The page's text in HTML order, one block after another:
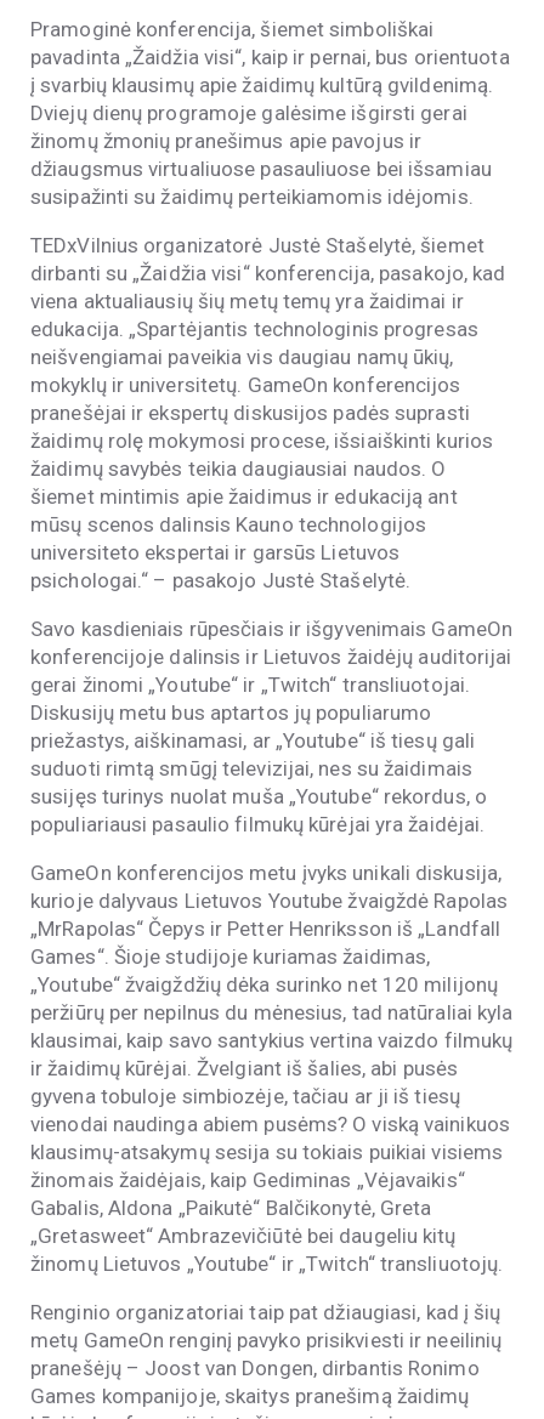
Pramoginė konferencija, šiemet simboliškai
pavadinta „Žaidžia visi“, kaip ir pernai, bus orientuota
į svarbių klausimų apie žaidimų kultūrą gvildenimą.
Dviejų dienų programoje galėsime išgirsti gerai
žinomų žmonių pranešimus apie pavojus ir
džiaugsmus virtualiuose pasauliuose bei išsamiau
susipažinti su žaidimų perteikiamomis idėjomis.
TEDxVilnius organizatorė Justė Stašelytė, šiemet
dirbanti su „Žaidžia visi“ konferencija, pasakojo, kad
viena aktualiausių šių metų temų yra žaidimai ir
edukacija. „Spartėjantis technologinis progresas
neišvengiamai paveikia vis daugiau namų ūkių,
mokyklų ir universitetų. GameOn konferencijos
pranešėjai ir ekspertų diskusijos padės suprasti
žaidimų rolę mokymosi procese, išsiaiškinti kurios
žaidimų savybės teikia daugiausiai naudos. O
šiemet mintimis apie žaidimus ir edukaciją ant
mūsų scenos dalinsis Kauno technologijos
universiteto ekspertai ir garsūs Lietuvos
psichologai.“ – pasakojo Justė Stašelytė.
Savo kasdieniais rūpesčiais ir išgyvenimais GameOn
konferencijoje dalinsis ir Lietuvos žaidėjų auditorijai
gerai žinomi „Youtube“ ir „Twitch“ transliuotojai.
Diskusijų metu bus aptartos jų populiarumo
priežastys, aiškinamasi, ar „Youtube“ iš tiesų gali
suduoti rimtą smūgį televizijai, nes su žaidimais
susijęs turinys nuolat muša „Youtube“ rekordus, o
populiariausi pasaulio filmukų kūrėjai yra žaidėjai.
GameOn konferencijos metu įvyks unikali diskusija,
kurioje dalyvaus Lietuvos Youtube žvaigždė Rapolas
„MrRapolas“ Čepys ir Petter Henriksson iš „Landfall
Games“. Šioje studijoje kuriamas žaidimas,
„Youtube“ žvaigždžių dėka surinko net 120 milijonų
peržiūrų per nepilnus du mėnesius, tad natūraliai kyla
klausimai, kaip savo santykius vertina vaizdo filmukų
ir žaidimų kūrėjai. Žvelgiant iš šalies, abi pusės
gyvena tobuloje simbiozėje, tačiau ar ji iš tiesų
vienodai naudinga abiem pusėms? O viską vainikuos
klausimų-atsakymų sesija su tokiais puikiai visiems
žinomais žaidėjais, kaip Gediminas „Vėjavaikis“
Gabalis, Aldona „Paikutė“ Balčikonytė, Greta
„Gretasweet“ Ambrazevičiūtė bei daugeliu kitų
žinomų Lietuvos „Youtube“ ir „Twitch“ transliuotojų.
Renginio organizatoriai taip pat džiaugiasi, kad į šių
metų GameOn renginį pavyko prisikviesti ir neeilinių
pranešėjų – Joost van Dongen, dirbantis Ronimo
Games kompanijoje, skaitys pranešimą žaidimų